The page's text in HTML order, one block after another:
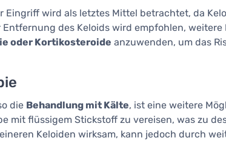
Eingriff wird als letztes Mittel betrachtet, da
Entfernung des Keloids wird empfohlen,
oder Kortikosteroide anzuwenden, um das
die Behandlung mit Kälte, ist eine weitere
mit flüssigem Stickstoff zu vereisen, was zu
Keloiden wirksam, kann jedoch durch